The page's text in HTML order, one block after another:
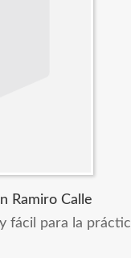
Ramiro Calle
fácil para la